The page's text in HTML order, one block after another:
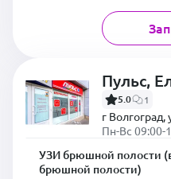
Пульс,
5.0 1
г Волгоград,
Пн-Вс 09:00-
УЗИ брюшной полости
брюшной полости)